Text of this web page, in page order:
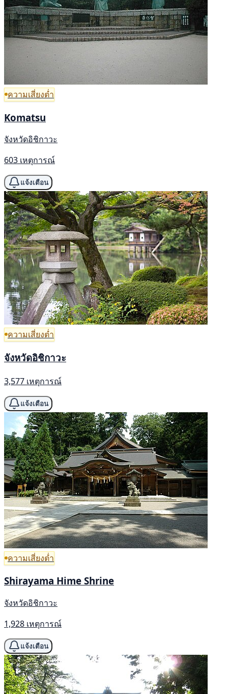
ความเสี่ยงต่ำ
Komatsu
จังหวัดอิชิกาวะ
603 เหตุการณ์
แจ้งเตือน
ความเสี่ยงต่ำ
จังหวัดอิชิกาวะ
3,577 เหตุการณ์
แจ้งเตือน
ความเสี่ยงต่ำ
Shirayama Hime Shrine
จังหวัดอิชิกาวะ
1,928 เหตุการณ์
แจ้งเตือน